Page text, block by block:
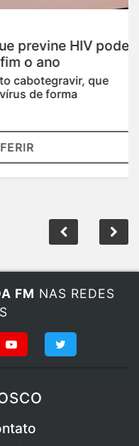
HIV pode
ano
que
de forma
1358